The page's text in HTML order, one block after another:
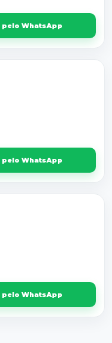
pelo WhatsApp
pelo WhatsApp
pelo WhatsApp